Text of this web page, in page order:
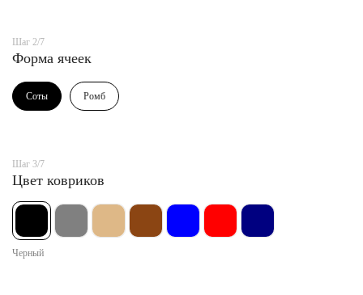
Шаг 2/7
Форма ячеек
Соты Ромб
Шаг 3/7
Цвет ковриков
Черный